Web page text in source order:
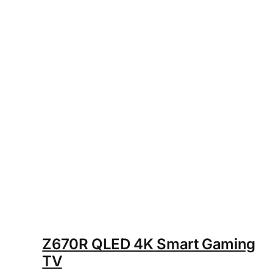
Z670R QLED 4K Smart Gaming
TV